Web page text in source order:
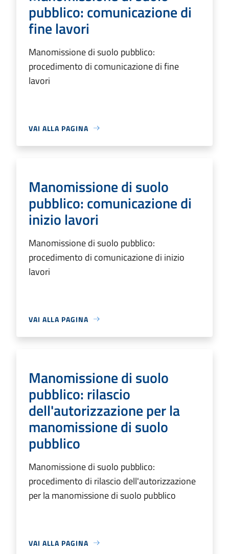
pubblico: comunicazione di
fine lavori
Manomissione di suolo pubblico:
procedimento di comunicazione di fine
lavori
VAI ALLA PAGINA
Manomissione di suolo
pubblico: comunicazione di
inizio lavori
Manomissione di suolo pubblico:
procedimento di comunicazione di inizio
lavori
VAI ALLA PAGINA
Manomissione di suolo
pubblico: rilascio
dell'autorizzazione per la
manomissione di suolo
pubblico
Manomissione di suolo pubblico:
procedimento di rilascio dell'autorizzazione
per la manomissione di suolo pubblico
VAI ALLA PAGINA